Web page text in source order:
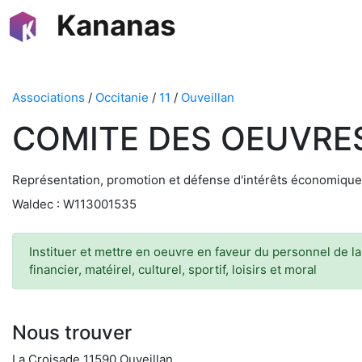
Kananas
Associations / Occitanie / 11 / Ouveillan
COMITE DES
Représentation, promotion et défense d'intérêts
Waldec : W113001535
Instituer et mettre en oeuvre en faveur du personnel de
financier, matéirel, culturel, sportif, loisirs et moral
Nous trouver